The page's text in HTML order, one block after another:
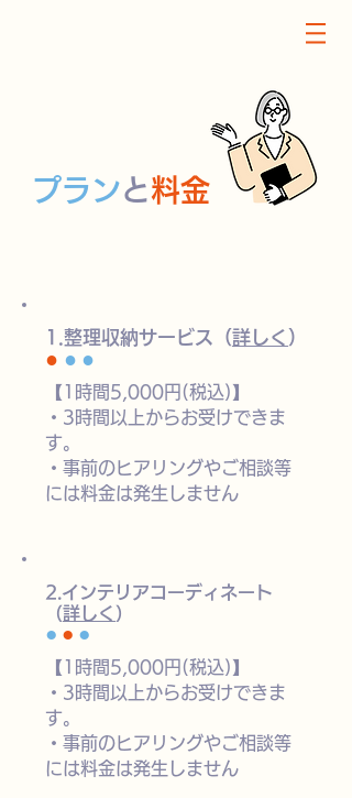
プランと料金
​1.整理収納サービス（詳しく ）
● ●●
【1時間5,000円(税込)】
・ 3時間以上からお受けできま
す。
・ 事前のヒアリングやご相談等
には料金は発生しません
​2.インテリアコーディネート
（詳しく ）
● ● ●
【1時間5,000円(税込)】
・ 3時間以上からお受けできま
す。
・ 事前のヒアリングやご相談等
には料金は発生しません